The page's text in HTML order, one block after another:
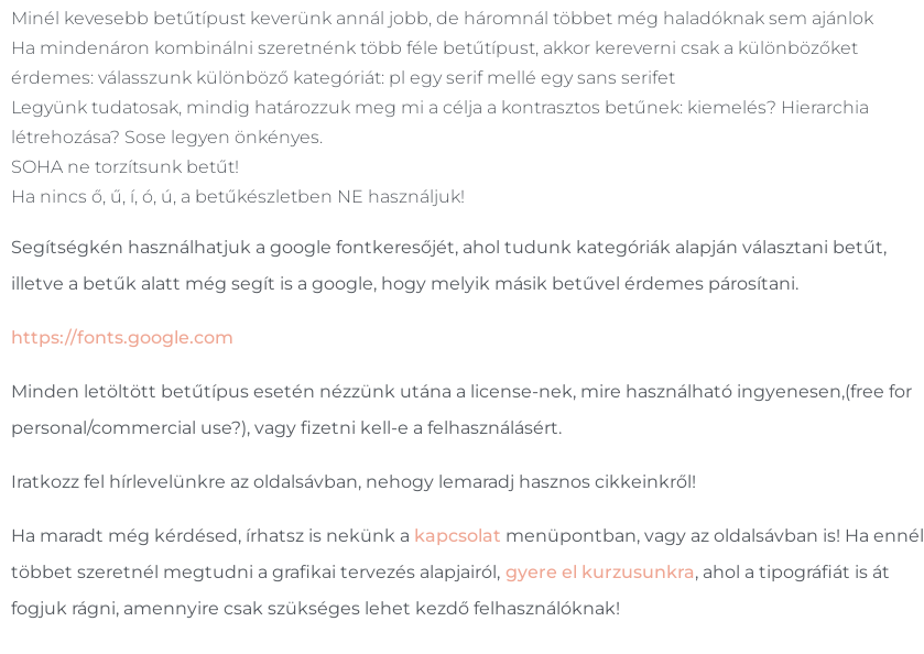
Minél kevesebb betűtípust keverünk annál jobb, de háromnál többet még haladóknak sem ajánlok
Ha mindenáron kombinálni szeretnénk több féle betűtípust, akkor kereverni csak a különbözőket
érdemes: válasszunk különböző kategóriát: pl egy serif mellé egy sans serifet
Legyünk tudatosak, mindig határozzuk meg mi a célja a kontrasztos betűnek: kiemelés? Hierarchia
létrehozása? Sose legyen önkényes.
SOHA ne torzítsunk betűt!
Ha nincs ő, ű, í, ó, ú, a betűkészletben NE használjuk!
Segítségkén használhatjuk a google fontkeresőjét, ahol tudunk kategóriák alapján választani betűt,
illetve a betűk alatt még segít is a google, hogy melyik másik betűvel érdemes párosítani.
https://fonts.google.com
Minden letöltött betűtípus esetén nézzünk utána a license-nek, mire használható ingyenesen,(free for
personal/commercial use?), vagy fizetni kell-e a felhasználásért.
Iratkozz fel hírlevelünkre az oldalsávban, nehogy lemaradj hasznos cikkeinkről!
Ha maradt még kérdésed, írhatsz is nekünk a kapcsolat menüpontban, vagy az oldalsávban is! Ha ennél
többet szeretnél megtudni a grafikai tervezés alapjairól, gyere el kurzusunkra, ahol a tipográfiát is át
fogjuk rágni, amennyire csak szükséges lehet kezdő felhasználóknak!